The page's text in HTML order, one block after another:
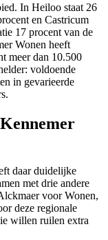
In Heiloo staat 26
en Castricum
17 procent van de
Wonen heeft
meer dan 10.500
voldoende
in gevarieerde
daar duidelijke
met drie andere
voor Wonen,
deze regionale
willen ruilen extra